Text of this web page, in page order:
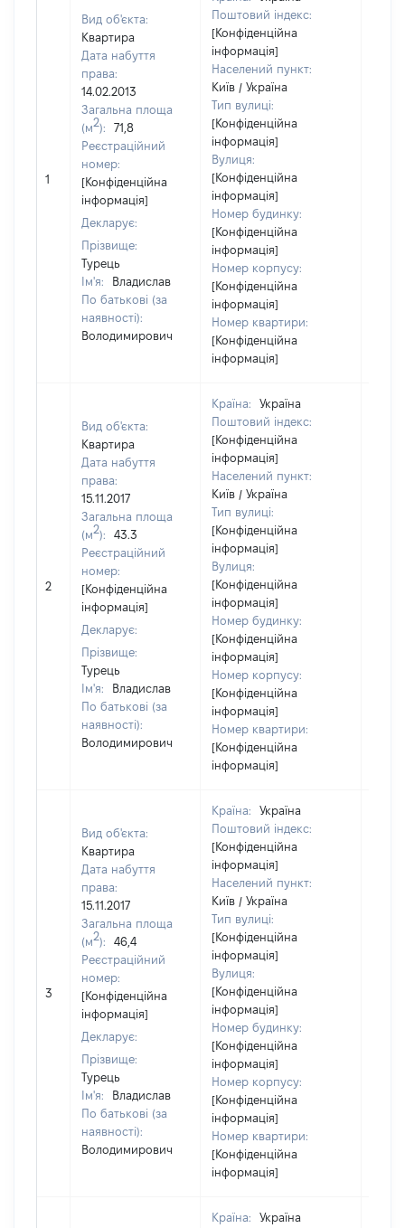
1
Вид об'єкта:
Квартира
Дата набуття
права:
14.02.2013
Загальна площа
(м2):
71,8
Реєстраційний
номер:
[Конфіденційна
інформація]
Декларує:
Прізвище:
Турець
Ім'я:
Владислав
По батькові (за
наявності):
Володимирович
Поштовий індекс:
[Конфіденційна
інформація]
Населений пункт:
Київ / Україна
Тип вулиці:
[Конфіденційна
інформація]
Вулиця:
[Конфіденційна
інформація]
Номер будинку:
[Конфіденційна
інформація]
Номер корпусу:
[Конфіденційна
інформація]
Номер квартири:
[Конфіденційна
інформація]
2
Вид об'єкта:
Квартира
Дата набуття
права:
15.11.2017
Загальна площа
(м2):
43.3
Реєстраційний
номер:
[Конфіденційна
інформація]
Декларує:
Прізвище:
Турець
Ім'я:
Владислав
По батькові (за
наявності):
Володимирович
Країна:
Україна
Поштовий індекс:
[Конфіденційна
інформація]
Населений пункт:
Київ / Україна
Тип вулиці:
[Конфіденційна
інформація]
Вулиця:
[Конфіденційна
інформація]
Номер будинку:
[Конфіденційна
інформація]
Номер корпусу:
[Конфіденційна
інформація]
Номер квартири:
[Конфіденційна
інформація]
3
Вид об'єкта:
Квартира
Дата набуття
права:
15.11.2017
Загальна площа
(м2):
46,4
Реєстраційний
номер:
[Конфіденційна
інформація]
Декларує:
Прізвище:
Турець
Ім'я:
Владислав
По батькові (за
наявності):
Володимирович
Країна:
Україна
Поштовий індекс:
[Конфіденційна
інформація]
Населений пункт:
Київ / Україна
Тип вулиці:
[Конфіденційна
інформація]
Вулиця:
[Конфіденційна
інформація]
Номер будинку:
[Конфіденційна
інформація]
Номер корпусу:
[Конфіденційна
інформація]
Номер квартири:
[Конфіденційна
інформація]
Країна:
Україна